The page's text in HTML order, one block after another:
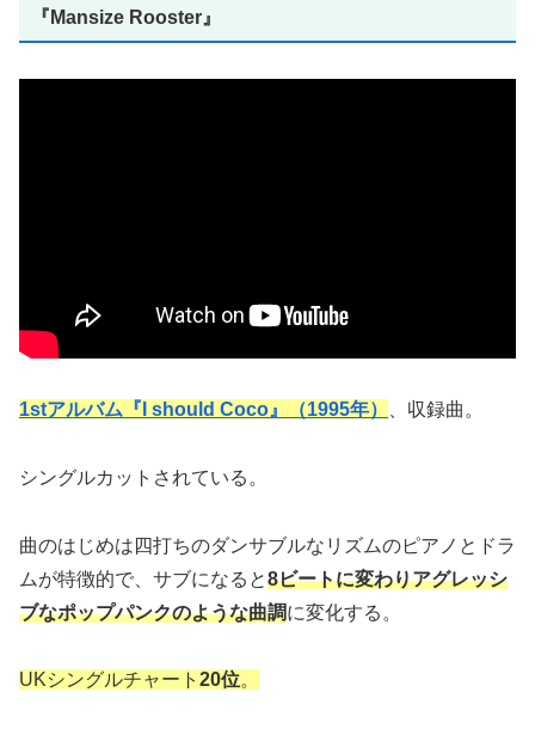
『Mansize Rooster』
1stアルバム『I should Coco』（1995年） 、収録曲。
シングルカットされている。
曲のはじめは四打ちのダンサブルなリズムのピアノとドラ
ムが特徴的で、サブになると8ビートに変わりアグレッシ
ブなポップパンクのような曲調に変化する。
UKシングルチャート 20位。